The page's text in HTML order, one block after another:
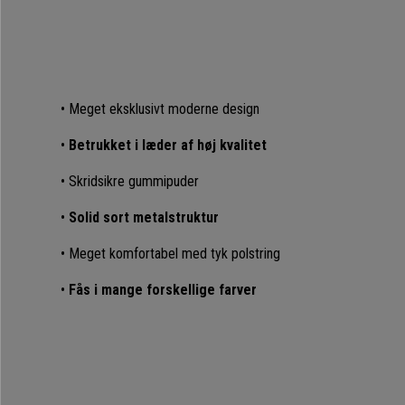
• Meget eksklusivt moderne design
• Betrukket i læder af høj kvalitet
• Skridsikre gummipuder
• Solid sort metalstruktur
• Meget komfortabel med tyk polstring
• Fås i mange forskellige farver